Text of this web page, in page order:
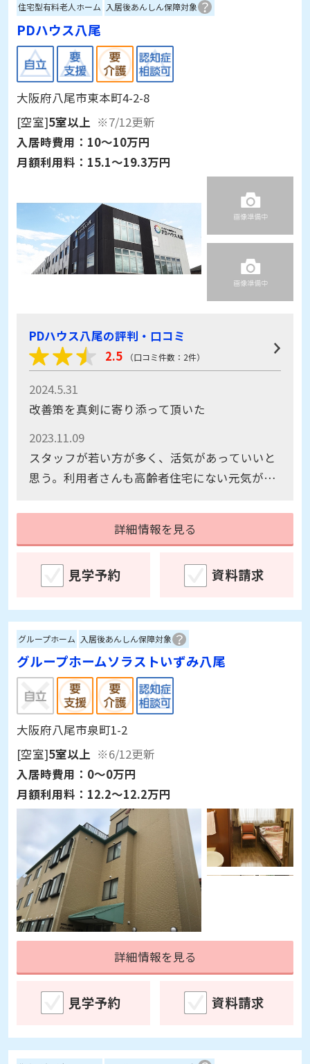
住宅型有料老人ホーム 入居後あんしん保障対象
PDハウス八尾
大阪府八尾市東本町4-2-8
[空室]5室以上 ※7/12更新
入居時費用： 10～10万円
月額利用料： 15.1～19.3万円
PDハウス八尾の評判・口コミ
2.5
（口コミ件数：2件）
2024.5.31
改善策を真剣に寄り添って頂いた
2023.11.09
スタッフが若い方が多く、活気があっていいと
思う。利用者さんも高齢者住宅にない元気があ
詳細情報を見る
見学予約 資料請求
グループホーム 入居後あんしん保障対象
グループホームソラストいずみ八尾
大阪府八尾市泉町1-2
[空室]5室以上 ※6/12更新
入居時費用： 0～0万円
月額利用料： 12.2～12.2万円
詳細情報を見る
見学予約 資料請求